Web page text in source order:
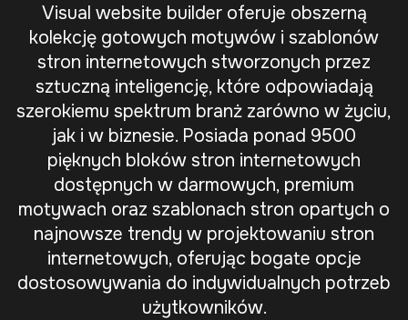
Visual website builder oferuje obszerną
kolekcję gotowych motywów i szablonów
stron internetowych stworzonych przez
sztuczną inteligencję, które odpowiadają
szerokiemu spektrum branż zarówno w życiu,
jak i w biznesie. Posiada ponad 9500
pięknych bloków stron internetowych
dostępnych w darmowych, premium
motywach oraz szablonach stron opartych o
najnowsze trendy w projektowaniu stron
internetowych, oferując bogate opcje
dostosowywania do indywidualnych potrzeb
użytkowników.